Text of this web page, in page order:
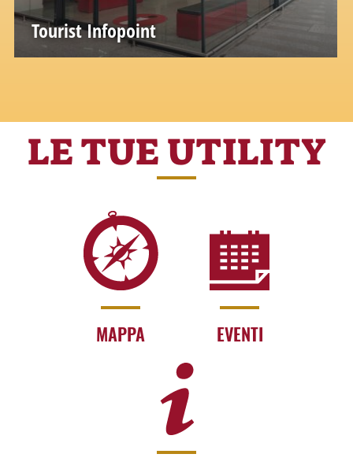
Tourist Infopoint
LE TUE UTILITY
MAPPA EVENTI